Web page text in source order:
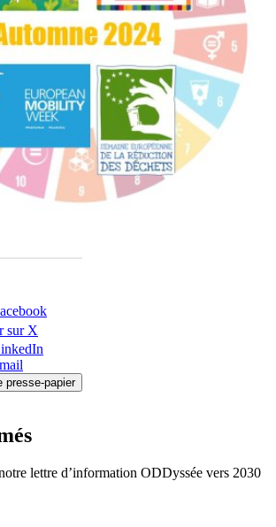
sur X
presse-papier
lettre d’information ODDyssée vers 2030